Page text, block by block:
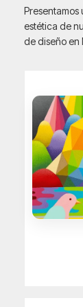
estética de
de diseño en